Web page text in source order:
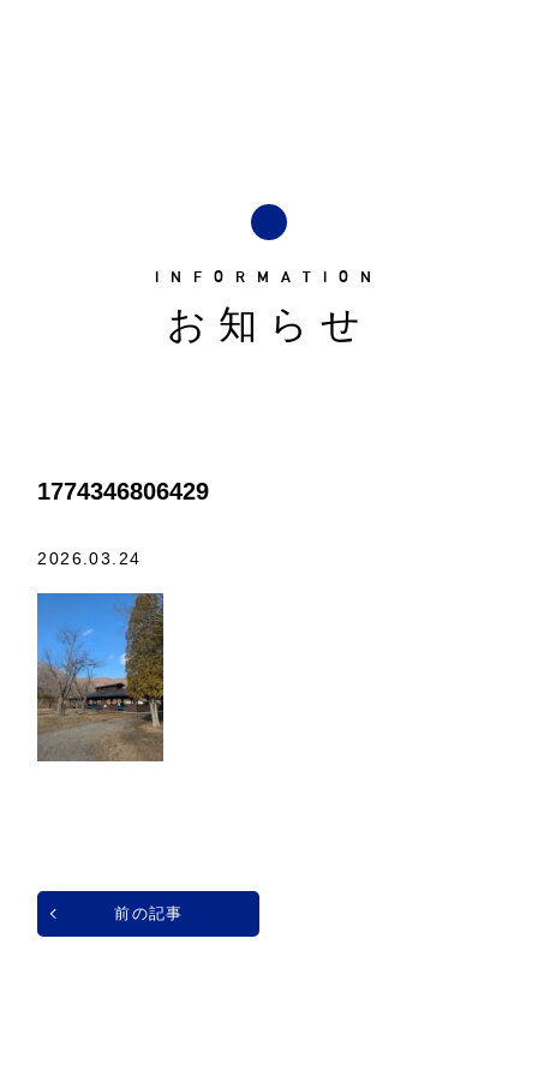
INFORMATION
お知らせ
1774346806429
2026.03.24
前の記事